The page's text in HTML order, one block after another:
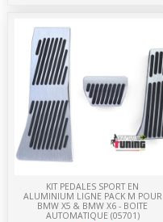
KIT PEDALES SPORT EN
ALUMINIUM LIGNE PACK M POUR
BMW X5 & BMW X6 - BOITE
AUTOMATIQUE (05701)